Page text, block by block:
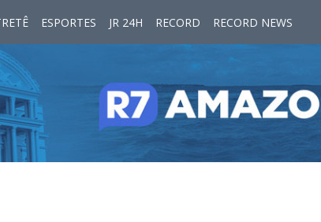
ESPORTES JR 24H RECORD RECORD NEWS